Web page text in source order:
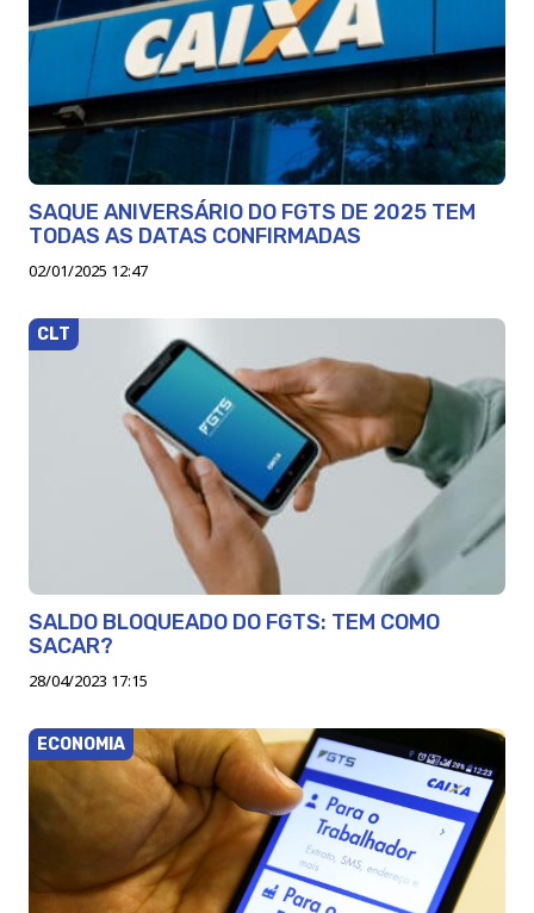
SAQUE ANIVERSÁRIO DO FGTS DE 2025 TEM
TODAS AS DATAS CONFIRMADAS
02/01/2025 12:47
CLT
SALDO BLOQUEADO DO FGTS: TEM COMO
SACAR?
28/04/2023 17:15
ECONOMIA